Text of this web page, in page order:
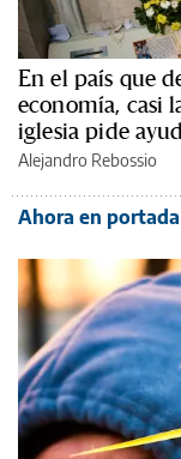
En el país que
economía, casi
iglesia pide
Alejandro Rebossio
Ahora en portada